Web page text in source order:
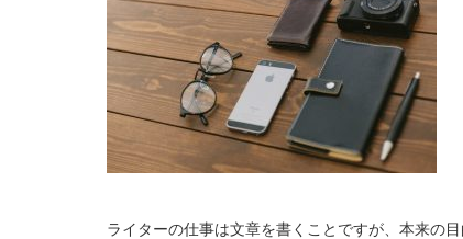
ライターの仕事は文章を書くことですが、本来の